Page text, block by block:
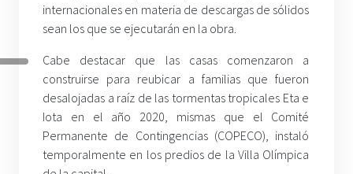
internacionales en materia de descargas de sólidos
sean los que se ejecutarán en la obra.
Cabe destacar que las casas comenzaron a
construirse para reubicar a familias que fueron
desalojadas a raíz de las tormentas tropicales Eta e
Iota en el año 2020, mismas que el Comité
Permanente de Contingencias (COPECO), instaló
temporalmente en los predios de la Villa Olímpica